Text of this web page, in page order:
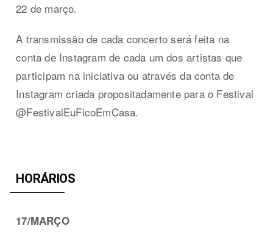
22 de março.
A transmissão de cada concerto será feita na
conta de Instagram de cada um dos artistas que
participam na iniciativa ou através da conta de
Instagram criada propositadamente para o Festival
@FestivalEuFicoEmCasa.
HORÁRIOS
17/MARÇO